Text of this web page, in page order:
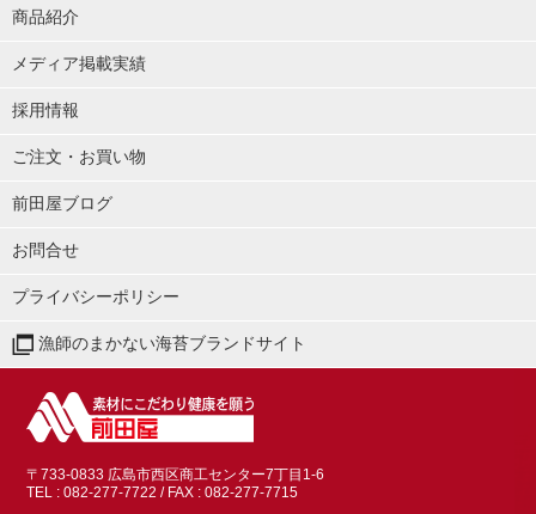
商品紹介
メディア掲載実績
採用情報
ご注文・お買い物
前田屋ブログ
お問合せ
プライバシーポリシー
漁師のまかない海苔ブランドサイト
〒733-0833 広島市西区商工センター7丁目1-6
TEL : 082-277-7722 / FAX : 082-277-7715